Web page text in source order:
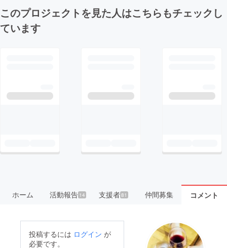
このプロジェクトを見た人はこちらもチェックし
ています
ホーム 活動報告14 支援者81 仲間募集 コメント
投稿するには ログイン が
必要です。